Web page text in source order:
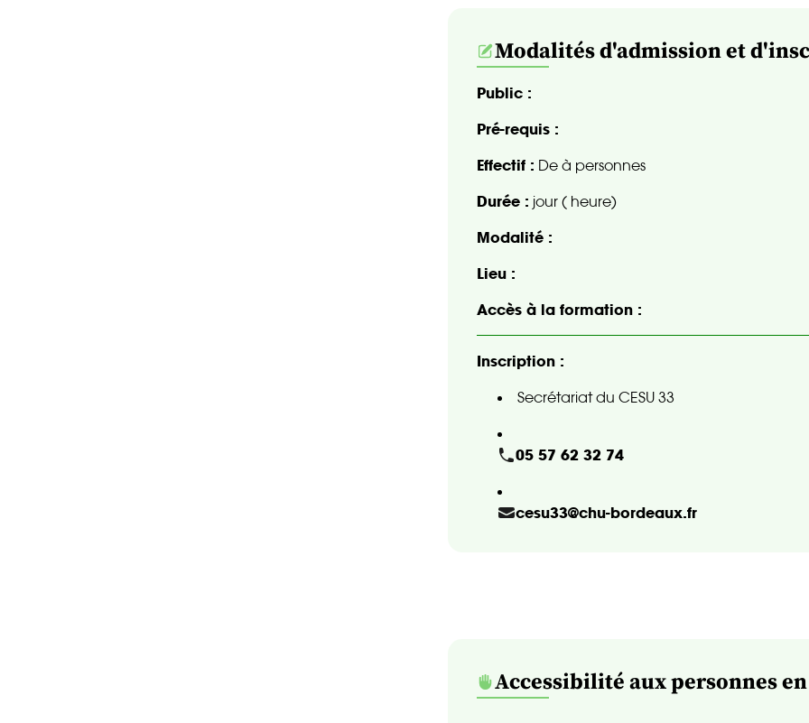
Modalités d'admission et
Public :
Pré-requis :
Effectif : De à personnes
Durée : jour ( heure)
Modalité :
Lieu :
Accès à la formation :
Inscription :
Secrétariat du CESU 33
05 57 62 32 74
cesu33@chu-bordeaux.fr
Accessibilité aux personnes